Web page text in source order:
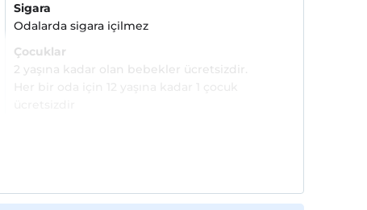
Sigara
Odalarda sigara içilmez
Çocuklar
2 yaşına kadar olan bebekler ücretsizdir.